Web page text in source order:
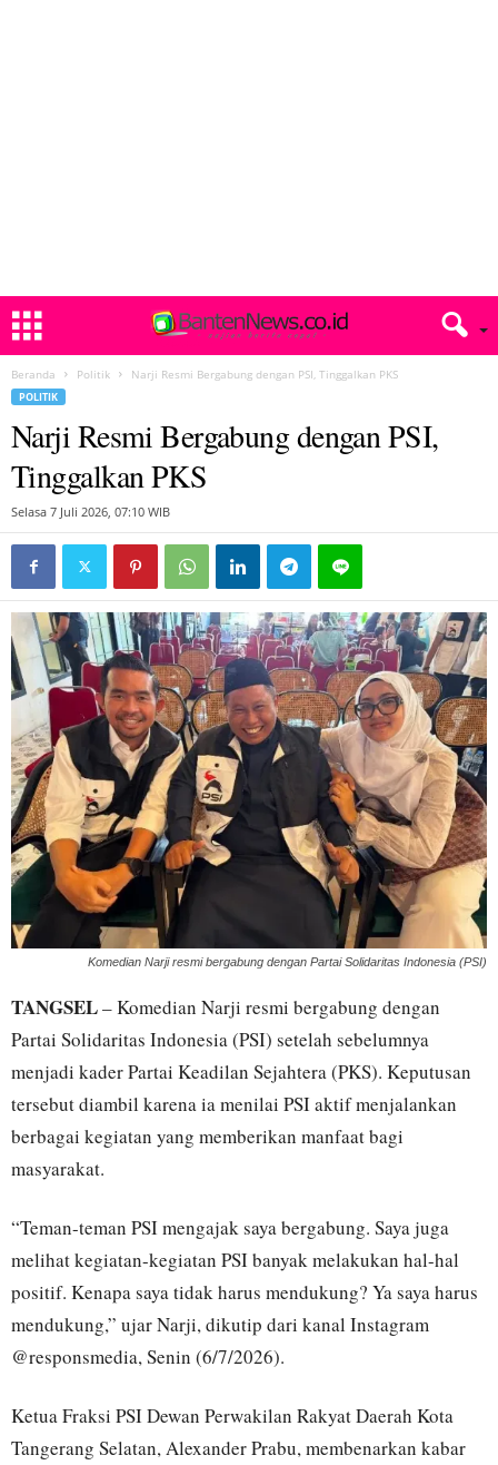
Beranda Politik Narji Resmi Bergabung dengan PSI, Tinggalkan PKS
POLITIK
Narji Resmi Bergabung dengan PSI,
Tinggalkan PKS
Selasa 7 Juli 2026, 07:10 WIB
Komedian Narji resmi bergabung dengan Partai Solidaritas Indonesia (PSI)
TANGSEL– Komedian Narji resmi bergabung dengan
Partai Solidaritas Indonesia (PSI) setelah sebelumnya
menjadi kader Partai Keadilan Sejahtera (PKS). Keputusan
tersebut diambil karena ia menilai PSI aktif menjalankan
berbagai kegiatan yang memberikan manfaat bagi
masyarakat.
“Teman-teman PSI mengajak saya bergabung. Saya juga
melihat kegiatan-kegiatan PSI banyak melakukan hal-hal
positif. Kenapa saya tidak harus mendukung? Ya saya harus
mendukung,” ujar Narji, dikutip dari kanal Instagram
@responsmedia, Senin (6/7/2026).
Ketua Fraksi PSI Dewan Perwakilan Rakyat Daerah Kota
Tangerang Selatan, Alexander Prabu, membenarkan kabar